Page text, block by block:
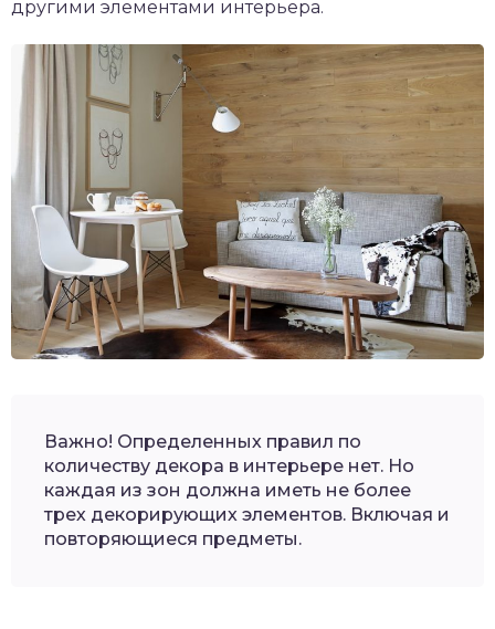
другими элементами интерьера.
Важно! Определенных правил по
количеству декора в интерьере нет. Но
каждая из зон должна иметь не более
трех декорирующих элементов. Включая и
повторяющиеся предметы.